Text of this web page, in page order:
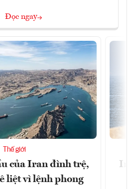
Đọc ngay
Thế giới
của Iran đình trệ,
liệt vì lệnh phong